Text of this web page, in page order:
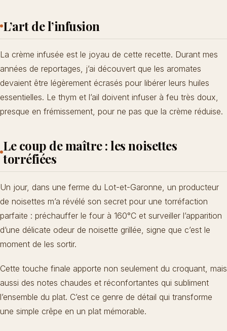
L’art de l’infusion
La crème infusée est le joyau de cette recette. Durant mes
années de reportages, j’ai découvert que les aromates
devaient être légèrement écrasés pour libérer leurs huiles
essentielles. Le thym et l’ail doivent infuser à feu très doux,
presque en frémissement, pour ne pas que la crème réduise.
Le coup de maître : les noisettes
torréfiées
Un jour, dans une ferme du Lot-et-Garonne, un producteur
de noisettes m’a révélé son secret pour une torréfaction
parfaite : préchauffer le four à 160°C et surveiller l’apparition
d’une délicate odeur de noisette grillée, signe que c’est le
moment de les sortir.
Cette touche finale apporte non seulement du croquant, mais
aussi des notes chaudes et réconfortantes qui subliment
l’ensemble du plat. C’est ce genre de détail qui transforme
une simple crêpe en un plat mémorable.